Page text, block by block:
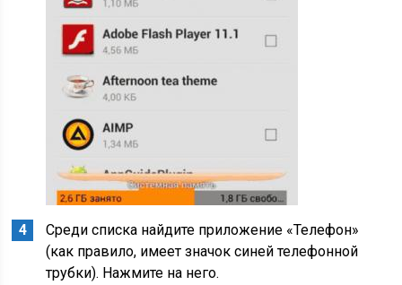
Среди списка найдите приложение «Телефон»
(как правило, имеет значок синей телефонной
трубки). Нажмите на него.